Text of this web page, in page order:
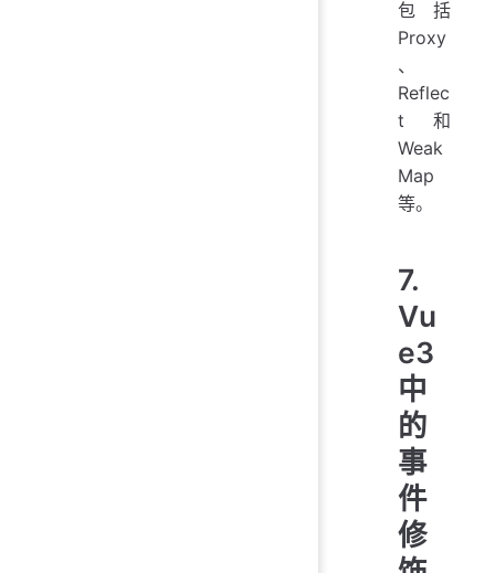
包括
Proxy
、
Reflec
t和
Weak
Map
等。
7.
Vu
e3
中
的
事
件
修